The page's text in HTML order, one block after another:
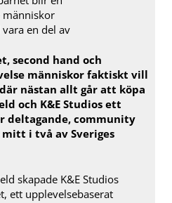
second hand och
människor faktiskt vill
nästan allt går att köpa
och K&E Studios ett
deltagande, community
i två av Sveriges
skapade K&E Studios
ett upplevelsebaserat